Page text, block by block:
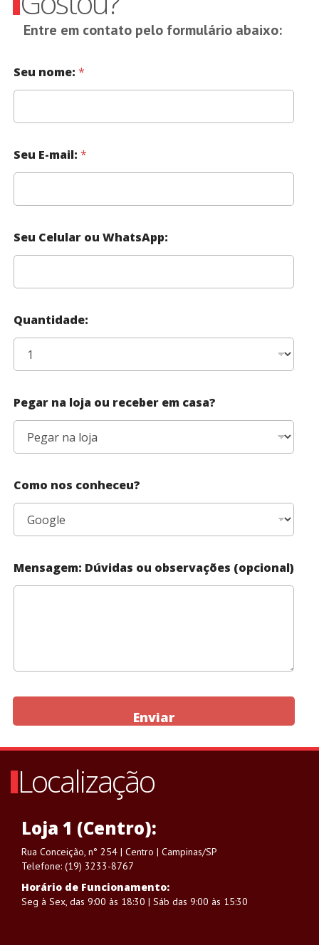
Entre em contato pelo formulário abaixo:
Seu nome: *
Seu E-mail: *
Seu Celular ou WhatsApp:
Quantidade:
Pegar na loja ou receber em casa?
Como nos conheceu?
Mensagem: Dúvidas ou observações (opcional)
Enviar
Localização
Loja 1 (Centro):
Rua Conceição, n° 254 | Centro | Campinas/SP
Telefone: (19) 3233-8767
Horário de Funcionamento:
Seg à Sex, das 9:00 às 18:30 | Sáb das 9:00 às 15:30